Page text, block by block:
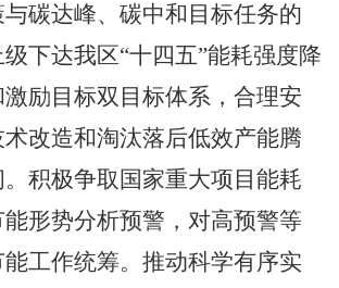
碳达峰、碳中和目标任务的
级下达我区“十四五”能耗强度降
励目标双目标体系，合理安
改造和淘汰落后低效产能腾
积极争取国家重大项目能耗
形势分析预警，对高预警等
工作统筹。推动科学有序实